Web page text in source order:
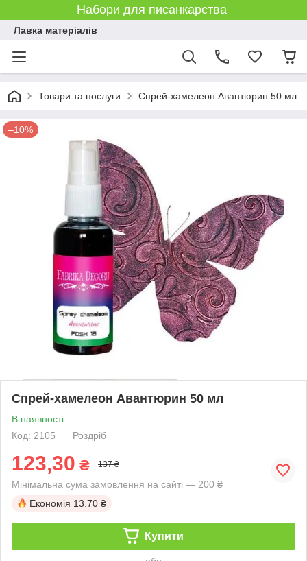
Набори для писанкарства
Лавка матеріалів
Товари та послуги Спрей-хамелеон Авантюрин 50 мл
–10%
Спрей-хамелеон Авантюрин 50 мл
В наявності
Код: 2105
Роздріб
123,30 ₴ 137 ₴
Мінімальна сума замовлення на сайті — 200 ₴
Економія 13.70 ₴
Купити